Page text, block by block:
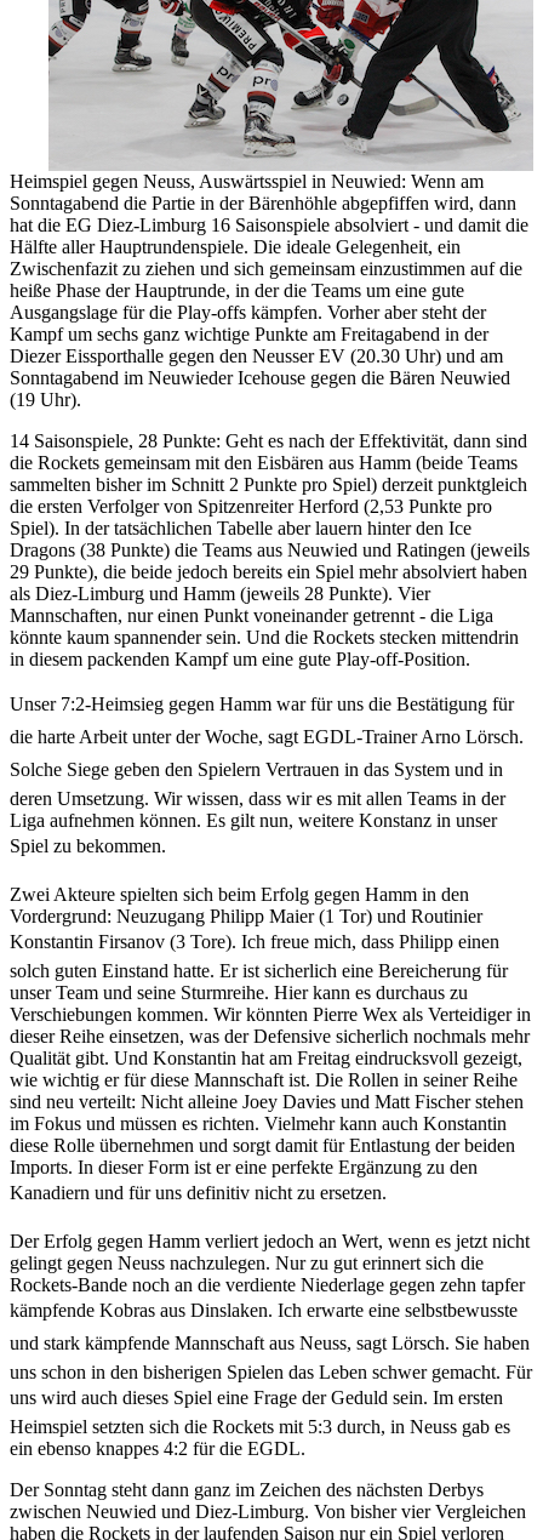
Heimspiel gegen Neuss, Auswärtsspiel in Neuwied: Wenn am
Sonntagabend die Partie in der Bärenhöhle abgepfiffen wird, dann
hat die EG Diez-Limburg 16 Saisonspiele absolviert - und damit die
Hälfte aller Hauptrundenspiele. Die ideale Gelegenheit, ein
Zwischenfazit zu ziehen und sich gemeinsam einzustimmen auf die
heiße Phase der Hauptrunde, in der die Teams um eine gute
Ausgangslage für die Play-offs kämpfen. Vorher aber steht der
Kampf um sechs ganz wichtige Punkte am Freitagabend in der
Diezer Eissporthalle gegen den Neusser EV (20.30 Uhr) und am
Sonntagabend im Neuwieder Icehouse gegen die Bären Neuwied
(19 Uhr).
14 Saisonspiele, 28 Punkte: Geht es nach der Effektivität, dann sind
die Rockets gemeinsam mit den Eisbären aus Hamm (beide Teams
sammelten bisher im Schnitt 2 Punkte pro Spiel) derzeit punktgleich
die ersten Verfolger von Spitzenreiter Herford (2,53 Punkte pro
Spiel). In der tatsächlichen Tabelle aber lauern hinter den Ice
Dragons (38 Punkte) die Teams aus Neuwied und Ratingen (jeweils
29 Punkte), die beide jedoch bereits ein Spiel mehr absolviert haben
als Diez-Limburg und Hamm (jeweils 28 Punkte). Vier
Mannschaften, nur einen Punkt voneinander getrennt - die Liga
könnte kaum spannender sein. Und die Rockets stecken mittendrin
in diesem packenden Kampf um eine gute Play-off-Position.
Unser 7:2-Heimsieg gegen Hamm war für uns die Bestätigung für
die harte Arbeit unter der Woche, sagt EGDL-Trainer Arno Lörsch.
Solche Siege geben den Spielern Vertrauen in das System und in
deren Umsetzung. Wir wissen, dass wir es mit allen Teams in der
Liga aufnehmen können. Es gilt nun, weitere Konstanz in unser
Spiel zu bekommen.
Zwei Akteure spielten sich beim Erfolg gegen Hamm in den
Vordergrund: Neuzugang Philipp Maier (1 Tor) und Routinier
Konstantin Firsanov (3 Tore). Ich freue mich, dass Philipp einen
solch guten Einstand hatte. Er ist sicherlich eine Bereicherung für
unser Team und seine Sturmreihe. Hier kann es durchaus zu
Verschiebungen kommen. Wir könnten Pierre Wex als Verteidiger in
dieser Reihe einsetzen, was der Defensive sicherlich nochmals mehr
Qualität gibt. Und Konstantin hat am Freitag eindrucksvoll gezeigt,
wie wichtig er für diese Mannschaft ist. Die Rollen in seiner Reihe
sind neu verteilt: Nicht alleine Joey Davies und Matt Fischer stehen
im Fokus und müssen es richten. Vielmehr kann auch Konstantin
diese Rolle übernehmen und sorgt damit für Entlastung der beiden
Imports. In dieser Form ist er eine perfekte Ergänzung zu den
Kanadiern und für uns definitiv nicht zu ersetzen.
Der Erfolg gegen Hamm verliert jedoch an Wert, wenn es jetzt nicht
gelingt gegen Neuss nachzulegen. Nur zu gut erinnert sich die
Rockets-Bande noch an die verdiente Niederlage gegen zehn tapfer
kämpfende Kobras aus Dinslaken. Ich erwarte eine selbstbewusste
und stark kämpfende Mannschaft aus Neuss, sagt Lörsch. Sie haben
uns schon in den bisherigen Spielen das Leben schwer gemacht. Für
uns wird auch dieses Spiel eine Frage der Geduld sein. Im ersten
Heimspiel setzten sich die Rockets mit 5:3 durch, in Neuss gab es
ein ebenso knappes 4:2 für die EGDL.
Der Sonntag steht dann ganz im Zeichen des nächsten Derbys
zwischen Neuwied und Diez-Limburg. Von bisher vier Vergleichen
haben die Rockets in der laufenden Saison nur ein Spiel verloren